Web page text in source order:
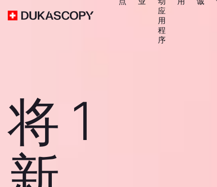
应
用
程
序
将 1